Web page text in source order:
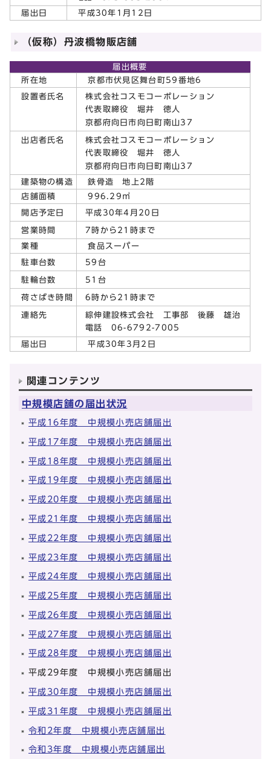
届出日 平成30年1月12日
（仮称）丹波橋物販店舗
届出概要
所在地
京都市伏見区舞台町59番地6
設置者氏名
株式会社コスモコーポレーション
代表取締役 堀井 徳人
京都府向日市向日町南山37
出店者氏名
株式会社コスモコーポレーション
代表取締役 堀井 徳人
京都府向日市向日町南山37
建築物の構造
鉄骨造 地上2階
店舗面積
996.29㎡
開店予定日 平成30年4月20日
営業時間 7時から21時まで
業種 食品スーパー
駐車台数 59台
駐輪台数 51台
荷さばき時間 6時から21時まで
連絡先
綜伸建設株式会社 工事部 後藤 雄治
電話 06-6792-7005
届出日 平成30年3月2日
関連コンテンツ
中規模店舗の届出状況
平成16年度 中規模小売店舗届出
平成17年度 中規模小売店舗届出
平成18年度 中規模小売店舗届出
平成19年度 中規模小売店舗届出
平成20年度 中規模小売店舗届出
平成21年度 中規模小売店舗届出
平成22年度 中規模小売店舗届出
平成23年度 中規模小売店舗届出
平成24年度 中規模小売店舗届出
平成25年度 中規模小売店舗届出
平成26年度 中規模小売店舗届出
平成27年度 中規模小売店舗届出
平成28年度 中規模小売店舗届出
平成29年度 中規模小売店舗届出
平成30年度 中規模小売店舗届出
平成31年度 中規模小売店舗届出
令和2年度 中規模小売店舗届出
令和3年度 中規模小売店舗届出